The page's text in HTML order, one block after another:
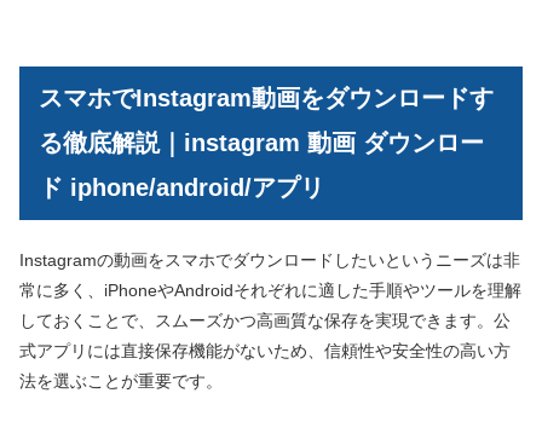
スマホでInstagram動画をダウンロードす
る徹底解説｜instagram 動画 ダウンロー
ド iphone/android/アプリ
Instagramの動画をスマホでダウンロードしたいというニーズは非
常に多く、iPhoneやAndroidそれぞれに適した手順やツールを理解
しておくことで、スムーズかつ高画質な保存を実現できます。公
式アプリには直接保存機能がないため、信頼性や安全性の高い方
法を選ぶことが重要です。